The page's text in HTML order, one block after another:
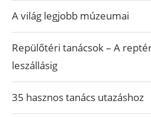
A világ legjobb múzeumai
Repülőtéri tanácsok – A
leszállásig
35 hasznos tanács utazáshoz